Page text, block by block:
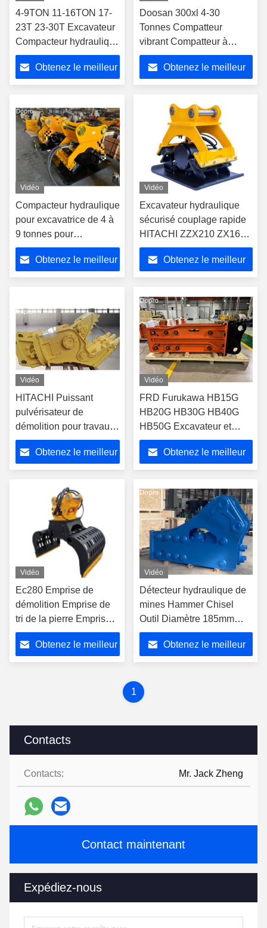
Contacts
Contacts: Mr. Jack Zheng
Contact maintenant
Expédiez-nous
4-9TON 11-16TON 17-
23T 23-30T Excavateur
Compacteur hydraulique
Compacteur de plaques
de bétonObtenez le meilleur
Doosan 300xl 4-30
Tonnes Compatteur
vibrant Compatteur à
plaque hydraulique pour
excavatrice R210
Obtenez le meilleur
Vidéo
Compacteur hydraulique
pour excavatrice de 4 à
9 tonnes pour
excavatrice Kobelco
SK60 SK55
Obtenez le meilleur
Vidéo
Excavateur hydraulique
sécurisé couplage rapide
HITACHI ZZX210 ZX160
ZX70 ZX75 ZX80
Obtenez le meilleur
Vidéo
HITACHI Puissant
pulvérisateur de
démolition pour travaux
lourds Pulvérisateur
hydraulique rotatif à
360° pour les
Obtenez le meilleur
Vidéo
FRD Furukawa HB15G
HB20G HB30G HB40G
HB50G Excavateur et
défonceur de roche
Obtenez le meilleur
Vidéo
Ec280 Emprise de
démolition Emprise de
tri de la pierre Emprise
de tri de l'excavateur
Emprise hydraulique de
la pierre Emprise de
Obtenez le meilleur
Vidéo
Détecteur hydraulique de
mines Hammer Chisel
Outil Diamètre 185mm
195mm Pour une pelle de
45 à 75 tonnes
Obtenez le meilleur
1